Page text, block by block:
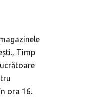
Timp
ora 16.